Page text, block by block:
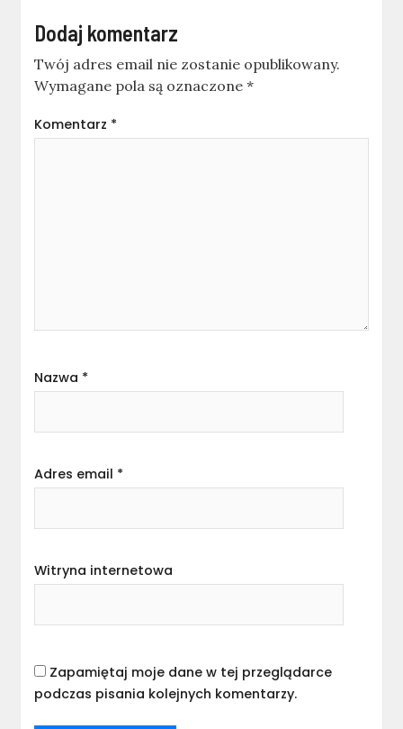
Dodaj komentarz
Twój adres email nie zostanie opublikowany.
Wymagane pola są oznaczone*
Komentarz *
Nazwa *
Adres email *
Witryna internetowa
Zapamiętaj moje dane w tej przeglądarce
podczas pisania kolejnych komentarzy.